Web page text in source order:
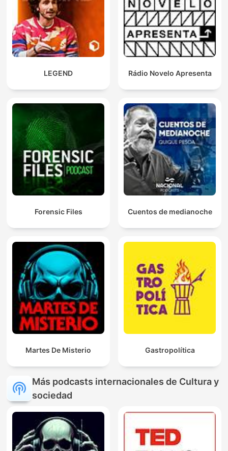
LEGEND Rádio Novelo Apresenta
Forensic Files Cuentos de medianoche
Martes De Misterio Gastropolítica
Más podcasts internacionales de Cultura y
sociedad